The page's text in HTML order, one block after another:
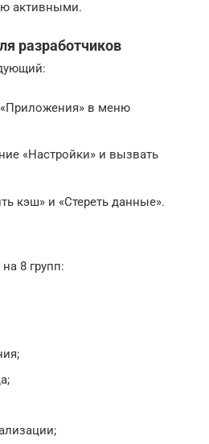
активными.
разработчиков
в меню
«Настройки» и вызвать
кэш» и «Стереть данные».
8 групп: